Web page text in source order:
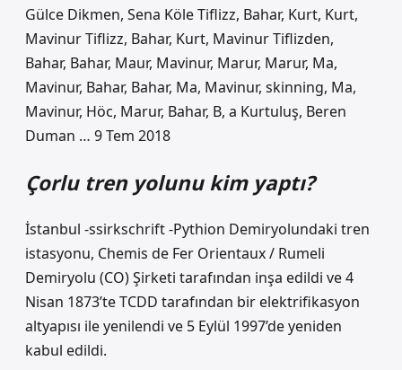
Gülce Dikmen, Sena Köle Tiflizz, Bahar, Kurt, Kurt,
Mavinur Tiflizz, Bahar, Kurt, Mavinur Tiflizden,
Bahar, Bahar, Maur, Mavinur, Marur, Marur, Ma,
Mavinur, Bahar, Bahar, Ma, Mavinur, skinning, Ma,
Mavinur, Höc, Marur, Bahar, B, a Kurtuluş, Beren
Duman … 9 Tem 2018
Çorlu tren yolunu kim yaptı?
İstanbul -ssirkschrift -Pythion Demiryolundaki tren
istasyonu, Chemis de Fer Orientaux / Rumeli
Demiryolu (CO) Şirketi tarafından inşa edildi ve 4
Nisan 1873’te TCDD tarafından bir elektrifikasyon
altyapısı ile yenilendi ve 5 Eylül 1997’de yeniden
kabul edildi.